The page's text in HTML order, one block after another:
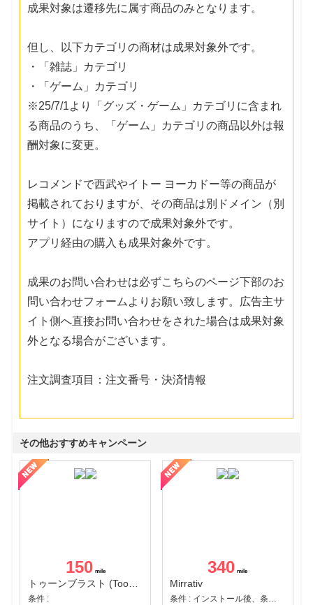
成果対象は遷移先に属す商品のみとなります。
但し、以下カテゴリの商材は成果対象外です。
・「雑誌」カテゴリ
・「ゲーム」カテゴリ
※25/7/1より「グッズ・ゲーム」カテゴリに含まれ
る商品のうち、「ゲーム」カテゴリの商品以外は報
酬対象に変更。
レコメンドで西武やイトー ヨーカドー等の商品が
掲載されておりますが、その商品は別ドメイン（別
サイト）になりますので成果対象外です。
アプリ経由の購入も成果対象外です。
成果のお問い合わせは必ずこちらのページ下部のお
問い合わせフォームよりお願い致します。広告主サ
イト側へ直接お問い合わせをされた場合は成果対象
外となる場合がございます。
注文調査項目：注文番号・決済情報
その他おすすめキャンペーン
150
トゥーンブラスト (Toon Blast)
条件 :
340
Mirrativ
条件 : インストール後、条件達成